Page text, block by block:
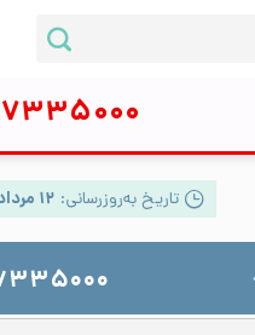
تاریخ به‌روزرسانی: ۱۲ مرداد ۱۴۰۵ | ۱۶:۳۸
۰۲۱